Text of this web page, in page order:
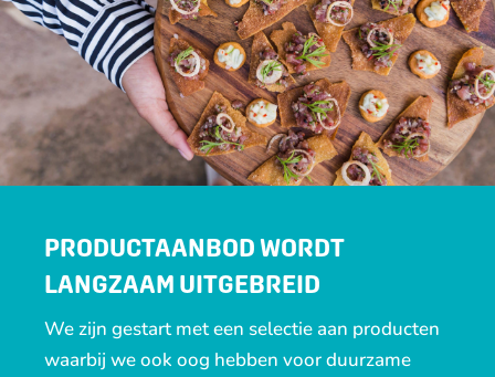
PRODUCTAANBOD WORDT
LANGZAAM UITGEBREID
We zijn gestart met een selectie aan producten
waarbij we ook oog hebben voor duurzame